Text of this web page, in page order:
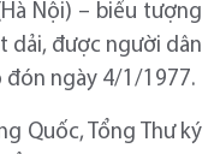
Nội) – biểu tượng
dải, được người dân
đón ngày 4/1/1977.
Quốc, Tổng Thư ký